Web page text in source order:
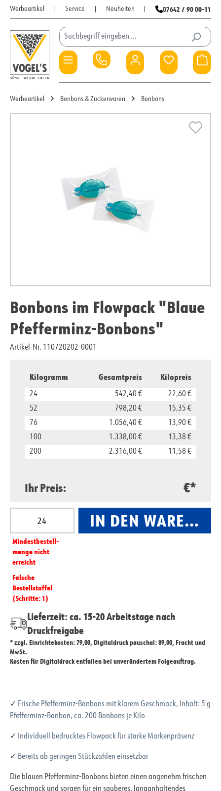
Zum Hauptinhalt springen
Werbeartikel Service Neuheiten 07642 / 90 00-11
Du hast 0
Werbeartikel Bonbons & Zuckerwaren Bonbons
Bonbons im Flowpack "Blaue
Pfefferminz-Bonbons"
Artikel-Nr. 110720202-0001
Kilogramm Gesamtpreis Kilopreis
24 542,40 €
22,60 €
52
798,20 €
15,35 €
76
1.056,40 €
13,90 €
100
1.338,00 €
13,38 €
200
2.316,00 € 11,58 €
Ihr Preis: €*
Produkt Anzahl: Gib den gewünschten Wert ein
Mindest­­bestell­­
menge nicht
erreicht
Falsche
Bestellstaffel
(Schritte: 1)
IN DEN
Lieferzeit: ca. 15-20 Arbeitstage nach
Druckfreigabe
* zzgl. Einrichtekosten: 79,00, Digitaldruck pauschal: 89,00, Fracht und
MwSt.
Kosten für Digitaldruck entfallen bei unverändertem Folgeauftrag.
✓ Frische Pfefferminz-Bonbons mit klarem Geschmack, Inhalt: 5 g
Pfefferminz-Bonbon, ca. 200 Bonbons je Kilo
✓ Individuell bedrucktes Flowpack für starke Markenpräsenz
✓ Bereits ab geringen Stückzahlen einsetzbar
Die blauen Pfefferminz-Bonbons bieten einen angenehm frischen
Geschmack und sorgen für ein sauberes, langanhaltendes